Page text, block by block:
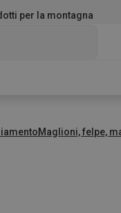
per la montagna
Maglioni, felpe,